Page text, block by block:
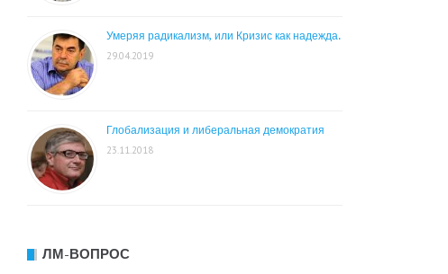
Умеряя радикализм, или Кризис как надежда.
29.04.2019
Глобализация и либеральная демократия
23.11.2018
ЛМ-ВОПРОС